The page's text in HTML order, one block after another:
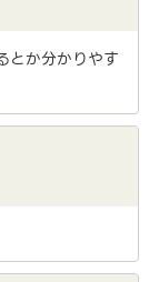
とか分かりやす